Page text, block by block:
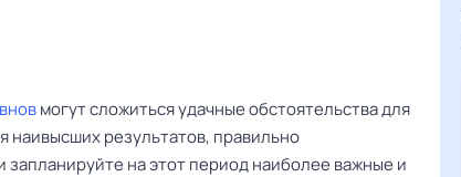
могут сложиться удачные обстоятельства для
наивысших результатов, правильно
запланируйте на этот период наиболее важные и